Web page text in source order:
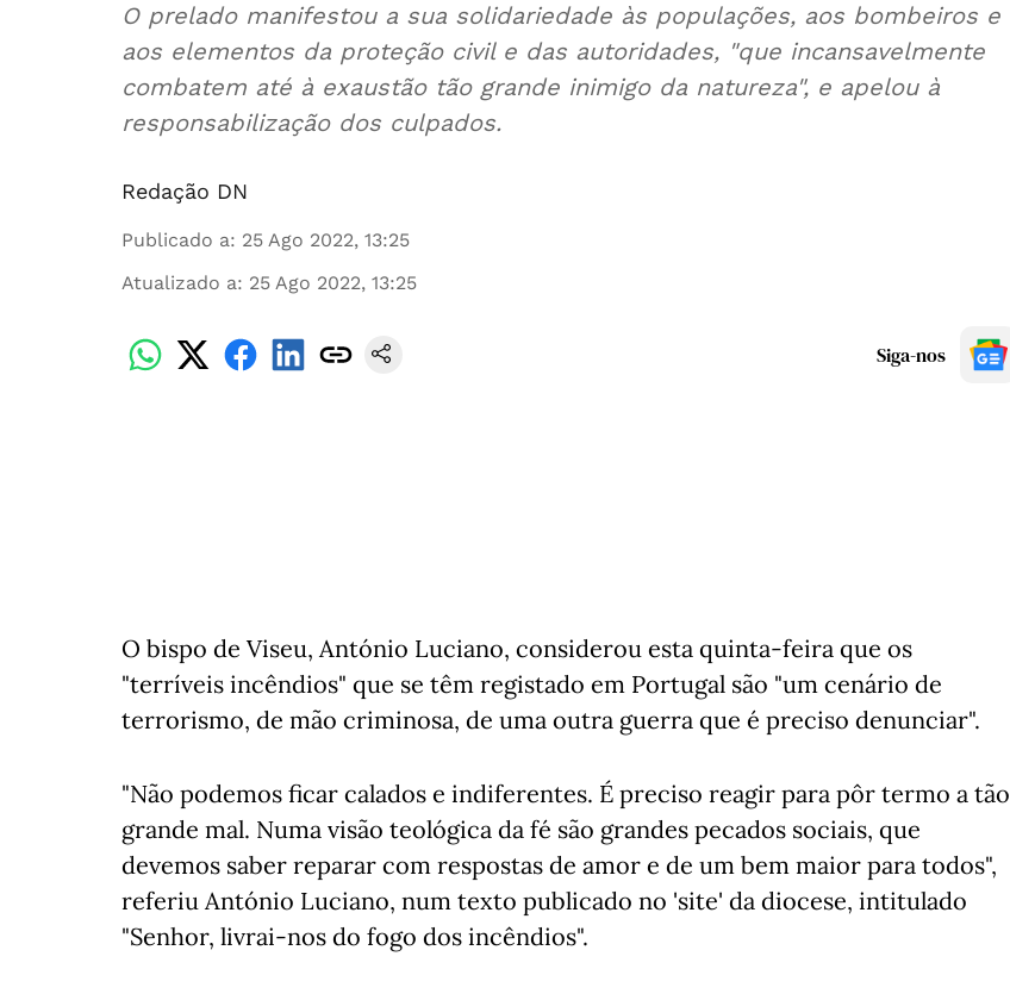
O prelado manifestou a sua solidariedade às populações, aos bombeiros e
aos elementos da proteção civil e das autoridades, "que incansavelmente
combatem até à exaustão tão grande inimigo da natureza", e apelou à
responsabilização dos culpados.
Redação DN
Publicado a: 25 Ago 2022, 13:25
Atualizado a: 25 Ago 2022, 13:25
Siga-nos
O bispo de Viseu, António Luciano, considerou esta quinta-feira que os
"terríveis incêndios" que se têm registado em Portugal são "um cenário de
terrorismo, de mão criminosa, de uma outra guerra que é preciso denunciar".
"Não podemos ficar calados e indiferentes. É preciso reagir para pôr termo a tão
grande mal. Numa visão teológica da fé são grandes pecados sociais, que
devemos saber reparar com respostas de amor e de um bem maior para todos",
referiu António Luciano, num texto publicado no 'site' da diocese, intitulado
"Senhor, livrai-nos do fogo dos incêndios".